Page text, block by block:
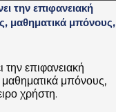
την επιφανειακή
μαθηματικά μπόνους,
επιφανειακή
μπόνους,
χρήστη.